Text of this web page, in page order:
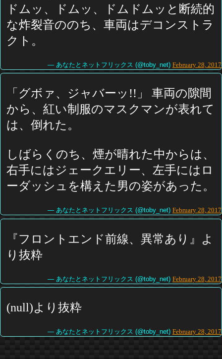
ドムッ、ドムッ、ドムドムッと断続的
な炸裂音ののち、車両はデコンストラ
クト。
— あなたとネットフリックス (@toby_net) February 28, 2017
「グボァ、ジャバーッ!!」 車両の隙間
から、紅い制服のマスクマンが表れて
は、倒れた。
しばらくのち、煙が晴れた中からは、
右手にはジェークエリー、左手にはロ
ーダッシュを構えた男の姿があった。
— あなたとネットフリックス (@toby_net) February 28, 2017
『フロントエンド前線、異常あり』よ
り抜粋
— あなたとネットフリックス (@toby_net) February 28, 2017
(null)より抜粋
— あなたとネットフリックス (@toby_net) February 28, 2017